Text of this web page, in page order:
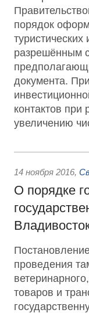
порядок
разрешённым
документа.
контактов при
увеличению
14 ноября 2016,
О порядке
проведения
товаров и